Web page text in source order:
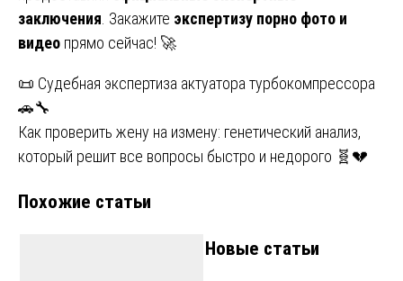
заключения . Закажите экспертизу порно фото и
видео прямо сейчас! 🚀
Навигация
по
записям
📜 Судебная экспертиза актуатора турбокомпрессора
🚗🔧
Как проверить жену на измену: генетический анализ,
который решит все вопросы быстро и недорого 🧬💔
Похожие статьи
Новые статьи